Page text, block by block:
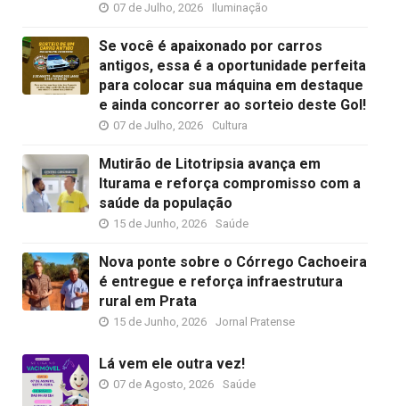
07 de Julho, 2026 Iluminação
Se você é apaixonado por carros
antigos, essa é a oportunidade perfeita
para colocar sua máquina em destaque
e ainda concorrer ao sorteio deste Gol!
07 de Julho, 2026 Cultura
Mutirão de Litotripsia avança em
Iturama e reforça compromisso com a
saúde da população
15 de Junho, 2026 Saúde
Nova ponte sobre o Córrego Cachoeira
é entregue e reforça infraestrutura
rural em Prata
15 de Junho, 2026 Jornal Pratense
Lá vem ele outra vez!
07 de Agosto, 2026 Saúde